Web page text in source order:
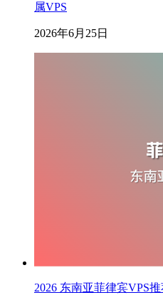
属VPS
2026年6月25日
2026 东南亚菲律宾VPS